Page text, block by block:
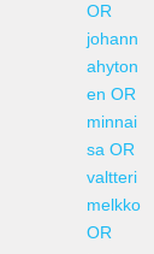
OR
johann
ahyton
en OR
minnai
sa OR
valtteri
melkko
OR